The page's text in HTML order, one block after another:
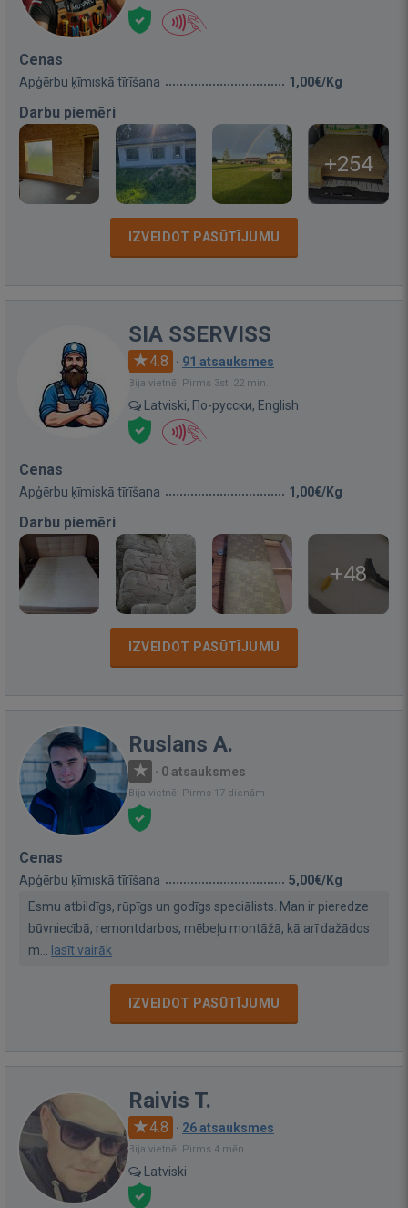
Cenas
Apģērbu ķīmiskā tīrīšana 1,00€/Kg
Darbu piemēri
+254
IZVEIDOT PASŪTĪJUMU
SIA SSERVISS
4.8 · 91 atsauksmes
Bija vietnē: Pirms 3st. 22 min.
Latviski, По-русски, English
Cenas
Apģērbu ķīmiskā tīrīšana 1,00€/Kg
Darbu piemēri
+48
IZVEIDOT PASŪTĪJUMU
Ruslans A.
· 0 atsauksmes
Bija vietnē: Pirms 17 dienām
Cenas
Apģērbu ķīmiskā tīrīšana
5,00€/Kg
Esmu atbildīgs, rūpīgs un godīgs speciālists. Man ir pieredze
būvniecībā, remontdarbos, mēbeļu montāžā, kā arī dažādos
m... lasīt vairāk
IZVEIDOT PASŪTĪJUMU
Raivis T.
4.8 · 26 atsauksmes
Bija vietnē: Pirms 4 mēn.
Latviski